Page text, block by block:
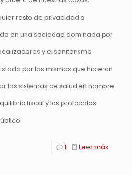
resto de privacidad o
en una sociedad dominada por
y el sanitarismo
por los mismos que hicieron
los sistemas de salud en nombre
fiscal y los protocolos
1 Leer más